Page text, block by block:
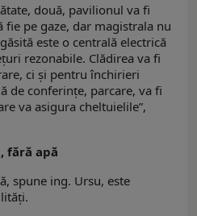
două, pavilionul va fi
fie pe gaze, dar magistrala nu
este o centrală electrică
rezonabile. Clădirea va fi
ci şi pentru închirieri
de conferinţe, parcare, va fi
va asigura cheltuielile”,
fără apă
spune ing. Ursu, este